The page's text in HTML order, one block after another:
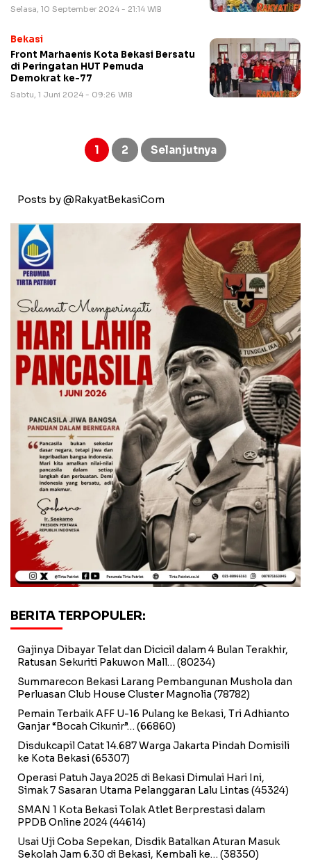
Selasa, 10 September 2024 - 21:14 WIB
Bekasi
Front Marhaenis Kota Bekasi Bersatu
di Peringatan HUT Pemuda
Demokrat ke-77
Sabtu, 1 Juni 2024 - 09:26 WIB
Paginasi
1 2 Selanjutnya
Posts by @RakyatBekasiCom
BERITA TERPOPULER:
Gajinya Dibayar Telat dan Dicicil dalam 4 Bulan Terakhir,
Ratusan Sekuriti Pakuwon Mall… (80234)
Summarecon Bekasi Larang Pembangunan Mushola dan
Perluasan Club House Cluster Magnolia (78782)
Pemain Terbaik AFF U-16 Pulang ke Bekasi, Tri Adhianto
Ganjar “Bocah Cikunir”… (66860)
Disdukcapil Catat 14.687 Warga Jakarta Pindah Domisili
ke Kota Bekasi(65307)
Operasi Patuh Jaya 2025 di Bekasi Dimulai Hari Ini,
Simak 7 Sasaran Utama Pelanggaran Lalu Lintas (45324)
SMAN 1 Kota Bekasi Tolak Atlet Berprestasi dalam
PPDB Online 2024(44614)
Usai Uji Coba Sepekan, Disdik Batalkan Aturan Masuk
Sekolah Jam 6.30 di Bekasi, Kembali ke… (38350)